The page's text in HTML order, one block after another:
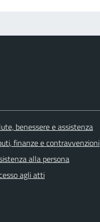
benessere e assistenza
finanze e contravvenzioni
alla persona
agli atti